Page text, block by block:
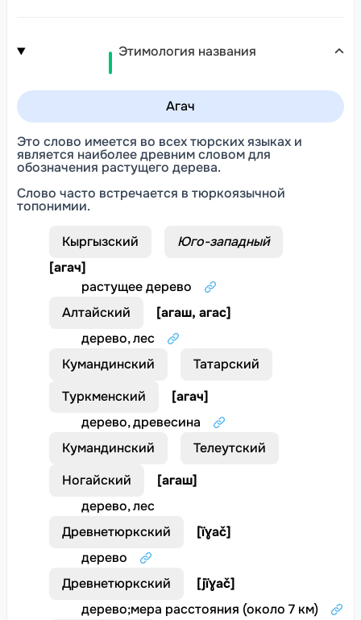
Этимология названия
Агач
Это слово имеется во всех тюрских языках и
является наиболее древним словом для
обозначения растущего дерева.
Слово часто встречается в тюркоязычной
топонимии.
Кыргызский
Юго-западный
[агач]
растущее дерево
Алтайский
[агаш, агас]
дерево, лес
Кумандинский
Татарский
Туркменский
[агач]
дерево, древесина
Кумандинский
Телеутский
Ногайский
[агаш]
дерево, лес
Древнетюркский
[їɣač]
дерево
Древнетюркский
[jїɣač]
дерево;мера расстояния (около 7 км)